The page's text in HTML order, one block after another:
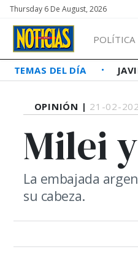
Thursday 6 De August, 2026
POLÍTICA
TEMAS DEL DÍA
OPINIÓN | 21-02-
Milei
La embajada
su cabeza.